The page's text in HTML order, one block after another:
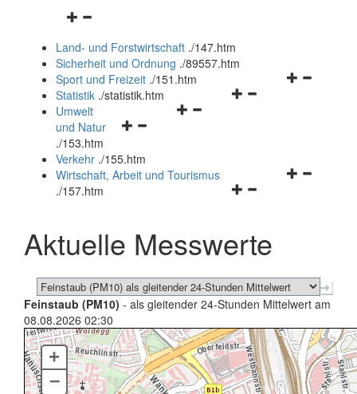
Navigationsmenü
und
schließen
Land- und Forstwirtschaft ./147.htm
Sicherheit und Ordnung ./89557.htm
Navigationsmenü
Sport und Freizeit ./151.htm
Navigationsmenü
Statistik ./statistik.htm
Navigationsmenü
und
schließen
Umwelt
und Natur
./153.htm
Verkehr ./155.htm
Navigationsmenü
schließen
Wirtschaft, Arbeit und Tourismus
./157.htm
Aktuelle Messwerte
Feinstaub (PM10) - als gleitender 24-Stunden Mittelwert am
08.08.2026 02:30
+
–